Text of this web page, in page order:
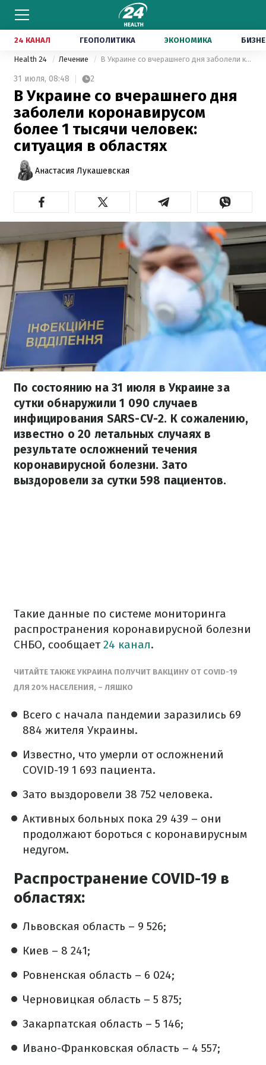
24 КАНАЛ ГЕОПОЛИТИКА ЭКОНОМИКА
Health 24 Лечение В Украине со вчерашнего дня заболели коронавирусом более 1 тысячи человек: ситуация в областях
31 июля, 08:48 2
В Украине со вчерашнего дня
заболели коронавирусом
более 1 тысячи человек:
ситуация в областях
Анастасия Лукашевская
По состоянию на 31 июля в Украине за
сутки обнаружили 1 090 случаев
инфицирования SARS-CV-2. К сожалению,
известно о 20 летальных случаях в
результате осложнений течения
коронавирусной болезни. Зато
выздоровели за сутки 598 пациентов.
Такие данные по системе мониторинга
распространения коронавирусной болезни
СНБО, сообщает24 канал.
ЧИТАЙТЕ ТАКЖЕ УКРАИНА ПОЛУЧИТ ВАКЦИНУ ОТ COVID-19
ДЛЯ 20% НАСЕЛЕНИЯ, – ЛЯШКО
Всего с начала пандемии заразились 69
884 жителя Украины.
Известно, что умерли от осложнений
COVID-19 1 693 пациента.
Зато выздоровели 38 752 человека.
Активных больных пока 29 439 – они
продолжают бороться с коронавирусным
недугом.
Распространение COVID-19 в
областях:
Львовская область – 9 526;
Киев – 8 241;
Ровненская область – 6 024;
Черновицкая область – 5 875;
Закарпатская область – 5 146;
Ивано-Франковская область – 4 557;